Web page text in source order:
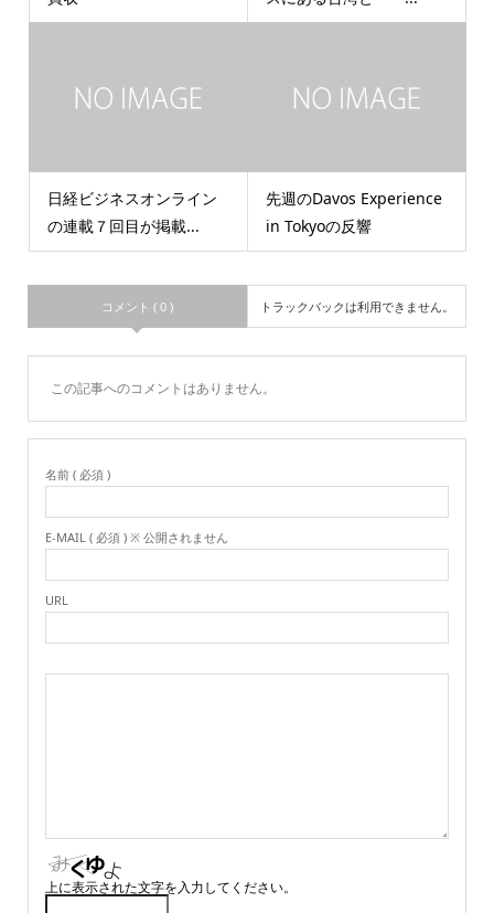
日経ビジネスオンライン
の連載７回目が掲載...
先週のDavos Experience
in Tokyoの反響
コメント ( 0 ) トラックバックは利用できません。
この記事へのコメントはありません。
名前 ( 必須 )
E-MAIL ( 必須 ) ※ 公開されません
URL
上に表示された文字を入力してください。